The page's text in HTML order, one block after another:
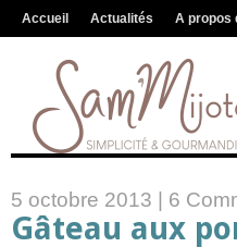
Accueil Actualités A propos
5 octobre 2013 | 6
Gâteau aux